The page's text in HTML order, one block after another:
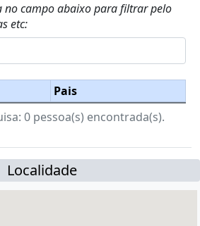
no campo abaixo para filtrar pelo
etc:
Pais
0 pessoa(s) encontrada(s).
Localidade